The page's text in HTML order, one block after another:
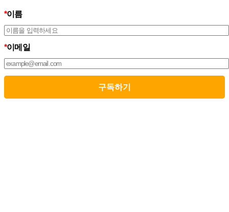
개인정보처리방침을 통하여 이용자가 제공하는 개인정보가 어떠한
치가 취해지고 있는지 알려드립니다.
선을 위하여 개정하는데 필요한 절차를 정하고 있으며, 개인정보처
리방침을 회사의 필요와 사회적 변화에 맞게 변경할 수 있습니다. 그
리고 개인정보처리방침을 개정하는 경우 버전번호 등을 부여하여
개정된 사항을 이용자께서 쉽게 알아볼 수 있도록 하고 있습니다.
02. 수집하는 개인정보의 항목 및 수집방법
*이름
*이메일